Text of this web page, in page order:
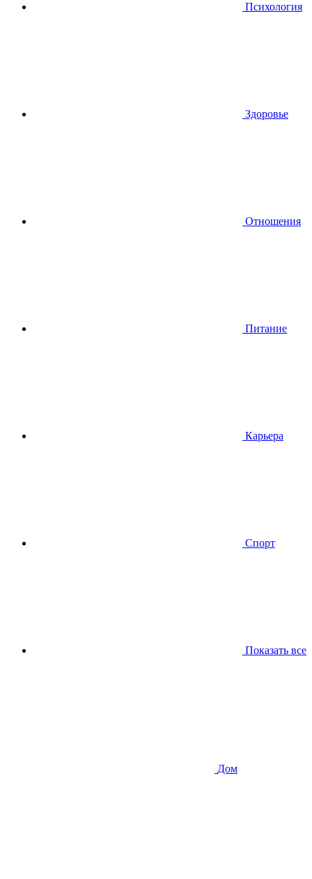
Психология
Здоровье
Отношения
Питание
Карьера
Спорт
Показать все
Дом